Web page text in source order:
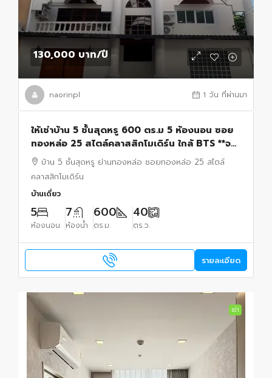
130,000 บาท/ปี
naorinpl 1 วัน ที่ผ่านมา
ให้เช่าบ้าน 5 ชั้นสุดหรู 600 ตร.ม 5 ห้องนอน ซอย
ทองหล่อ 25 สไตล์คลาสสิกโมเดิร์น ใกล้ BTS **จด
ทะเบียนบริษัทได้ เลี้ยงสัตว์ได้
บ้าน 5 ชั้นสุดหรู ย่านทองหล่อ ซอยทองหล่อ 25 สไตล์
คลาสสิกโมเดิร์น
บ้านเดี่ยว
5
ห้องนอน
7
ห้องน้ำ
600
ตร.ม.
40
ตร.ว.
รายละเอียด
เช่า